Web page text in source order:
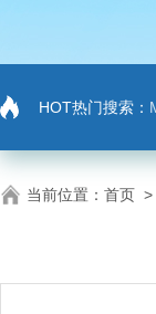
HOT热门搜索：
当前位置： 首页 >